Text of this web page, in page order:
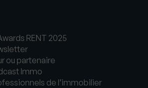
RENT 2025
ou partenaire
Immo
de l’immobilier